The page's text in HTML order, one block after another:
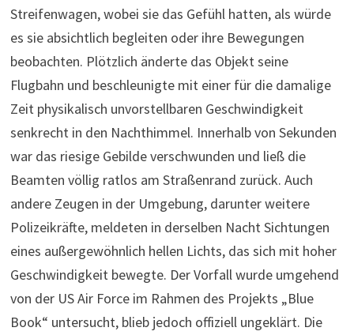
Streifenwagen, wobei sie das Gefühl hatten, als würde
es sie absichtlich begleiten oder ihre Bewegungen
beobachten. Plötzlich änderte das Objekt seine
Flugbahn und beschleunigte mit einer für die damalige
Zeit physikalisch unvorstellbaren Geschwindigkeit
senkrecht in den Nachthimmel. Innerhalb von Sekunden
war das riesige Gebilde verschwunden und ließ die
Beamten völlig ratlos am Straßenrand zurück. Auch
andere Zeugen in der Umgebung, darunter weitere
Polizeikräfte, meldeten in derselben Nacht Sichtungen
eines außergewöhnlich hellen Lichts, das sich mit hoher
Geschwindigkeit bewegte. Der Vorfall wurde umgehend
von der US Air Force im Rahmen des Projekts „Blue
Book“ untersucht, blieb jedoch offiziell ungeklärt. Die